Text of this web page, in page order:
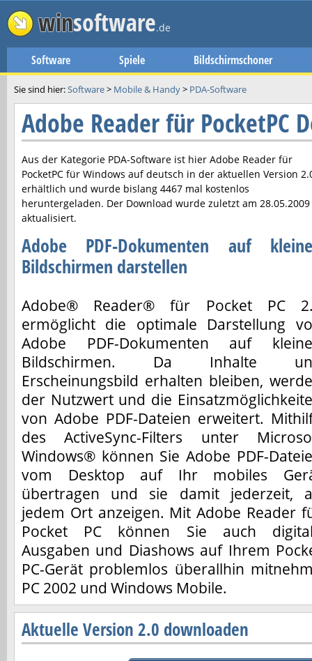
winsoftware.de
Software Spiele Bildschirmschoner
Sie sind hier:Software> Mobile & Handy> PDA-Software
Adobe Reader für PocketPC
Aus der Kategorie PDA-Software ist hier Adobe Reader für
PocketPC für Windows auf deutsch in der aktuellen Version
erhältlich und wurde bislang 4467 mal kostenlos
heruntergeladen. Der Download wurde zuletzt am 28.05.2009
aktualisiert.
Adobe PDF-Dokumenten auf
Bildschirmen darstellen
Adobe® Reader® für Pocket PC
ermöglicht die optimale Darstellung
Adobe PDF-Dokumenten auf
Bildschirmen. Da Inhalte
Erscheinungsbild erhalten bleiben,
der Nutzwert und die
von Adobe PDF-Dateien erweitert.
des ActiveSync-Filters unter
Windows® können Sie Adobe PDF-
vom Desktop auf Ihr mobiles
übertragen und sie damit jederzeit,
jedem Ort anzeigen. Mit Adobe Reader
Pocket PC können Sie auch
Ausgaben und Diashows auf Ihrem
PC-Gerät problemlos überallhin
PC 2002 und Windows Mobile.
Aktuelle Version 2.0 downloaden